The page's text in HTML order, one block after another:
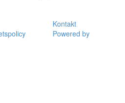
Kontakt
Powered by